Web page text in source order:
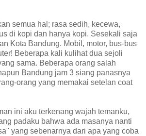
semua hal; rasa sedih, kecewa,
di kopi dan hanya kopi. Sesekali saja
Kota Bandung. Mobil, motor, bus-bus
Beberapa kali kulihat dua sejoli
sama. Beberapa orang salah
Bandung jam 3 siang panasnya
orang yang memakai setelan coat
ini aku terkenang wajah temanku,
padaku bahwa ada masanya nanti
yang sebenarnya dari apa yang coba